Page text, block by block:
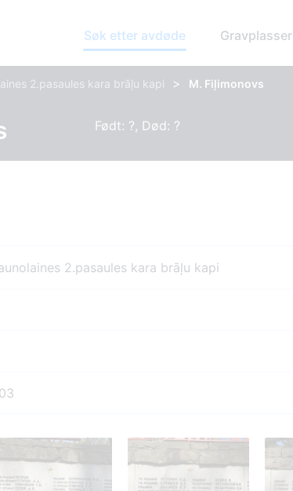
Søk etter avdøde Gravplasser
2.pasaules kara brāļu kapi > M. Fiļimonovs
Født: ?, Død: ?
2.pasaules kara brāļu kapi